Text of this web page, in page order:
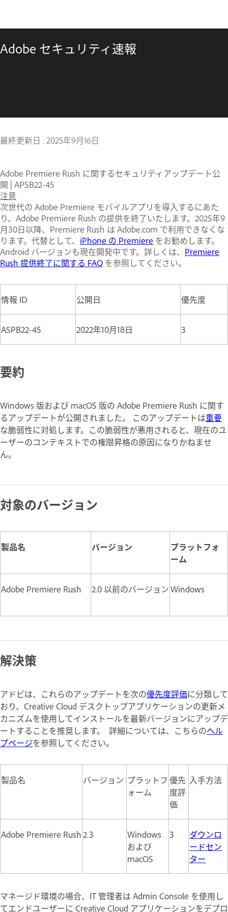
Adobe セキュリティ速報
最終更新日 :2025年9月16日
Adobe Premiere Rush に関するセキュリティアップデート公
開 | APSB22-45
注意
次世代の Adobe Premiere モバイルアプリを導入するにあた
り、Adobe Premiere Rush の提供を終了いたします。2025年9
月30日以降、Premiere Rush は Adobe.com で利用できなくな
ります。代替として、 iPhone の Premiere をお勧めします。
Android バージョンも現在開発中です。詳しくは、 Premiere
Rush 提供終了に関する FAQ を参照してください。
情報 ID 公開日 優先度
ASPB22-45 2022年10月18日 3
要約
Windows 版および macOS 版の Adobe Premiere Rush に関す
るアップデートが公開されました。 このアップデートは重要
な脆弱性に対処します。この脆弱性が悪用されると、現在のユ
ーザーのコンテキストでの権限昇格の原因になりかねませ
ん。
対象のバージョン
製品名 バージョン
プラットフォ
ーム
Adobe Premiere Rush 2.0 以前のバージョンWindows
解決策
アドビは、これらのアップデートを次の優先度評価に分類して
おり、Creative Cloud デスクトップアプリケーションの更新メ
カニズムを使用してインストールを最新バージョンにアップデ
ートすることを推奨します。 詳細については、こちらのヘル
プページを参照してください。
製品名 バージョン プラットフ
ォーム
優先
度評
価
入手方法
Adobe Premiere Rush2.3
Windows
および
macOS
3
ダウンロ
ードセン
ター
マネージド環境の場合、IT 管理者は Admin Console を使用し
てエンドユーザーに Creative Cloud アプリケーションをデプロ